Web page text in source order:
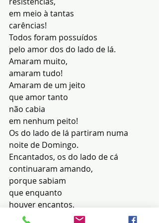
em meio à tantas
carências!
Todos foram possuídos
pelo amor dos do lado de lá.
Amaram muito,
amaram tudo!
Amaram de um jeito
que amor tanto
não cabia
em nenhum peito!
Os do lado de lá partiram numa
noite de Domingo.
Encantados, os do lado de cá
continuaram amando,
porque sabiam
que enquanto
houver encantos,
não haveria